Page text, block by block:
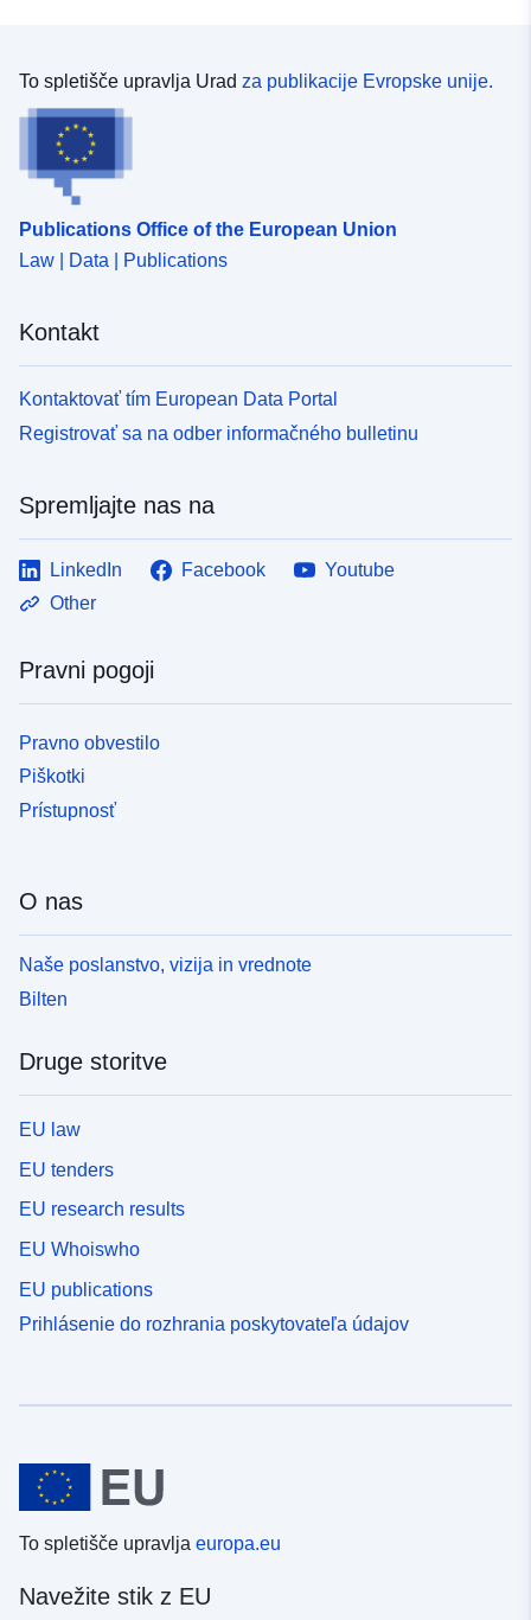
To spletišče upravlja Urad za publikacije Evropske unije.
Publications Office of the European Union
Law | Data | Publications
Kontakt
Kontaktovať tím European Data Portal
Registrovať sa na odber informačného bulletinu
Spremljajte nas na
LinkedIn Facebook
Youtube
Other
Pravni pogoji
Pravno obvestilo
Piškotki
Prístupnosť
O nas
Naše poslanstvo, vizija in vrednote
Bilten
Druge storitve
EU law
EU tenders
EU research results
EU Whoiswho
EU publications
Prihlásenie do rozhrania poskytovateľa údajov
To spletišče upravlja europa.eu
Navežite stik z EU